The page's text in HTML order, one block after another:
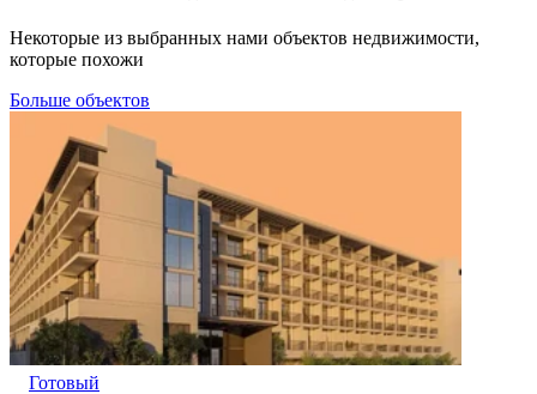
Некоторые из выбранных нами объектов недвижимости,
которые похожи
Больше объектов
Готовый